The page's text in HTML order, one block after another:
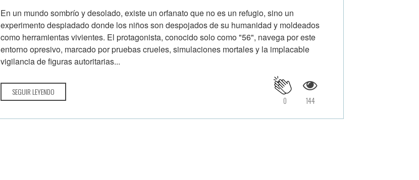
En un mundo sombrío y desolado, existe un orfanato que no es un refugio, sino un
experimento despiadado donde los niños son despojados de su humanidad y moldeados
como herramientas vivientes. El protagonista, conocido solo como "56", navega por este
entorno opresivo, marcado por pruebas crueles, simulaciones mortales y la implacable
vigilancia de figuras autoritarias...
SEGUIR LEYENDO
144
0